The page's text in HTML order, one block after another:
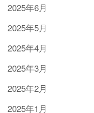
2025年6月
2025年5月
2025年4月
2025年3月
2025年2月
2025年1月